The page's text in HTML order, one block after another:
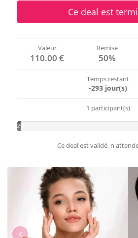
Ce deal est
Valeur
110.00 €
Remise
50%
Temps restant
-293 jour(s)
1 participant(s)
2%
Ce deal est validé,